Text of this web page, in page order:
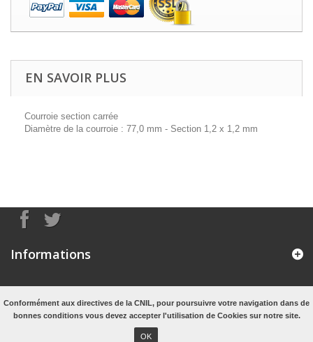
Conformément aux directives de la CNIL, pour poursuivre votre navigation dans de
bonnes conditions vous devez accepter l'utilisation de Cookies sur notre site.
OK
EN SAVOIR PLUS
Courroie section carrée
Diamètre de la courroie : 77,0 mm - Section 1,2 x 1,2 mm
Informations
Informations sur votre boutique